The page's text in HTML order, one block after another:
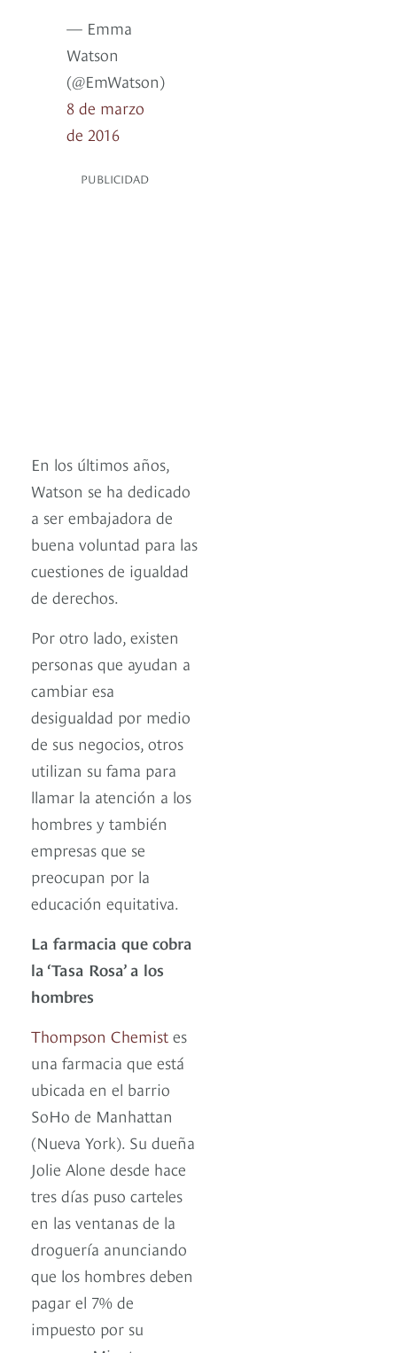
— Emma
Watson
(@EmWatson)
8 de marzo
de 2016
PUBLICIDAD
En los últimos años,
Watson se ha dedicado
a ser embajadora de
buena voluntad para las
cuestiones de igualdad
de derechos.
Por otro lado, existen
personas que ayudan a
cambiar esa
desigualdad por medio
de sus negocios, otros
utilizan su fama para
llamar la atención a los
hombres y también
empresas que se
preocupan por la
educación equitativa.
La farmacia que cobra
la ‘Tasa Rosa’ a los
hombres
Thompson Chemist es
una farmacia que está
ubicada en el barrio
SoHo de Manhattan
(Nueva York). Su dueña
Jolie Alone desde hace
tres días puso carteles
en las ventanas de la
droguería anunciando
que los hombres deben
pagar el 7% de
impuesto por su